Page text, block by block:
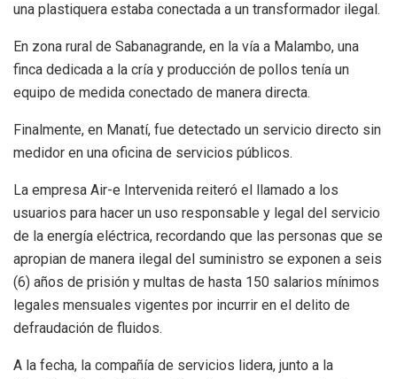
una plastiquera estaba conectada a un transformador ilegal.
En zona rural de Sabanagrande, en la vía a Malambo, una
finca dedicada a la cría y producción de pollos tenía un
equipo de medida conectado de manera directa.
Finalmente, en Manatí, fue detectado un servicio directo sin
medidor en una oficina de servicios públicos.
La empresa Air-e Intervenida reiteró el llamado a los
usuarios para hacer un uso responsable y legal del servicio
de la energía eléctrica, recordando que las personas que se
apropian de manera ilegal del suministro se exponen a seis
(6) años de prisión y multas de hasta 150 salarios mínimos
legales mensuales vigentes por incurrir en el delito de
defraudación de fluidos.
A la fecha, la compañía de servicios lidera, junto a la